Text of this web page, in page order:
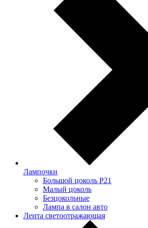
Лампочки
Большой цоколь P21
Малый цоколь
Безцокольные
Лампа в салон авто
Лента светоотражающая